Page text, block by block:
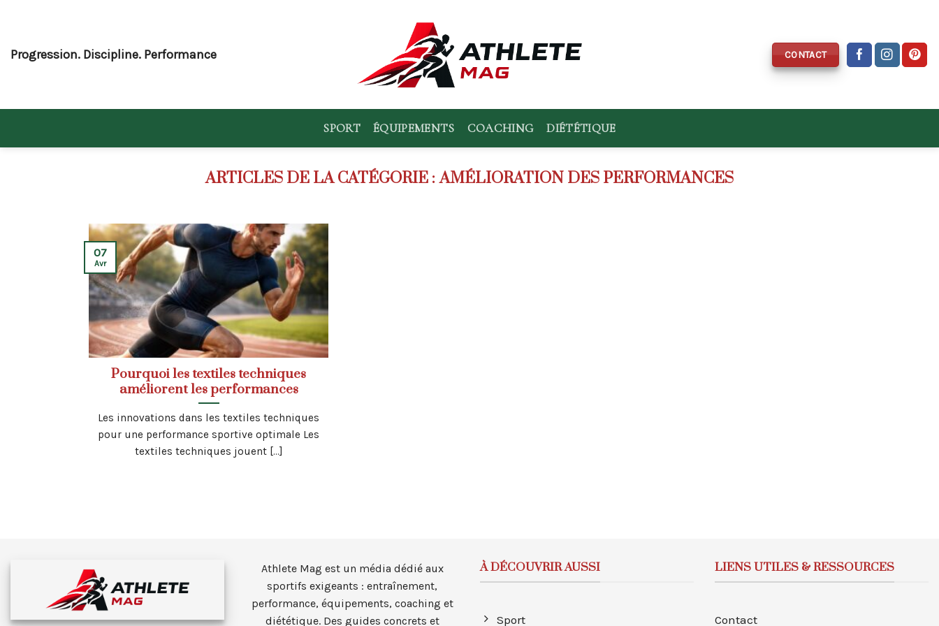
content
Progression. Discipline. Performance CONTACT
SPORT ÉQUIPEMENTS COACHING DIÉTÉTIQUE
AMÉLIORATION DES PERFORMANCES
Pourquoi les textiles techniques
améliorent les performances
Les innovations dans les textiles techniques
pour une performance sportive optimale Les
textiles techniques jouent [...]
07
Avr
Athlete Mag est un média dédié aux
sportifs exigeants : entraînement,
performance, équipements, coaching et
diététique. Des guides concrets et
À DÉCOUVRIR AUSSI
Sport
LIENS UTILES & RESSOURCES
Contact